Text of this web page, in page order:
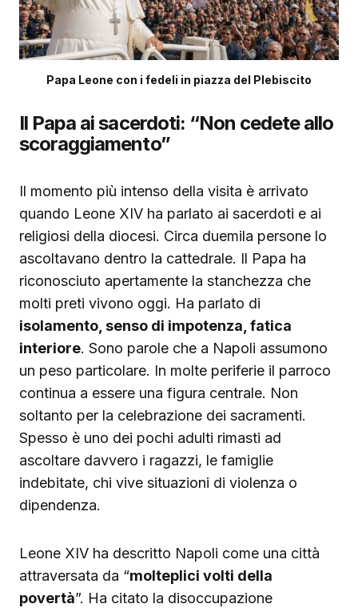
Papa Leone con i fedeli in piazza del Plebiscito
Il Papa ai sacerdoti: “Non cedete allo
scoraggiamento”
Il momento più intenso della visita è arrivato
quando Leone XIV ha parlato ai sacerdoti e ai
religiosi della diocesi. Circa duemila persone lo
ascoltavano dentro la cattedrale. Il Papa ha
riconosciuto apertamente la stanchezza che
molti preti vivono oggi. Ha parlato di
isolamento, senso di impotenza, fatica
interiore. Sono parole che a Napoli assumono
un peso particolare. In molte periferie il parroco
continua a essere una figura centrale. Non
soltanto per la celebrazione dei sacramenti.
Spesso è uno dei pochi adulti rimasti ad
ascoltare davvero i ragazzi, le famiglie
indebitate, chi vive situazioni di violenza o
dipendenza.
Leone XIV ha descritto Napoli come una città
attraversata da “molteplici volti della
povertà”. Ha citato la disoccupazione